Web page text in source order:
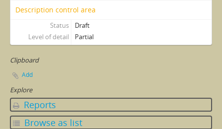
Description control area
Status
Draft
Level of detail
Partial
Clipboard
Add
Explore
Reports
Browse as list